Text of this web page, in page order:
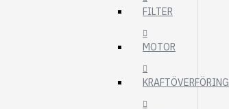
FILTER
MOTOR
KRAFTÖVERFÖRING